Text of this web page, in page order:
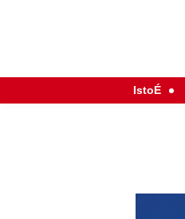
IstoÉ